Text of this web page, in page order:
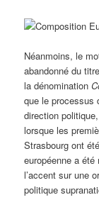
Néanmoins, le
abandonné du
la dénomination
que le processus
direction
lorsque les
Strasbourg ont
européenne a
l’accent sur une
politique